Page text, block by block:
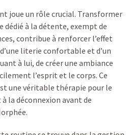
joue un rôle crucial. Transformer
dédié à la détente, exempt de
contribue à renforcer l’effet
literie confortable et d’un
à lui, de créer une ambiance
l’esprit et le corps. Ce
une véritable thérapie pour le
la déconnexion avant de